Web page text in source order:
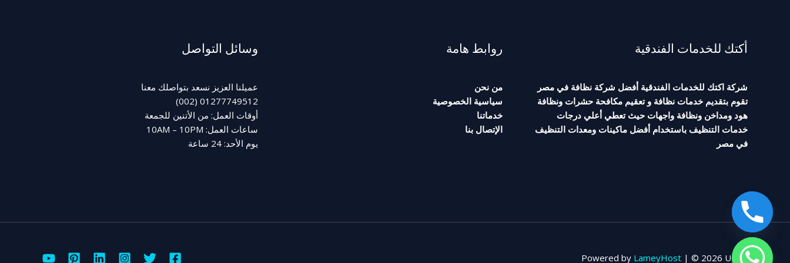
أكتك للخدمات الفندقية
شركة اكتك للخدمات الفندقية أفضل شركة نظافة في مصر
تقوم بتقديم خدمات نظافة و تعقيم مكافحة حشرات ونظافة
هود ومداخن ونظافة واجهات حيث تعطي أعلي درجات
خدمات التنظيف باستخدام أفضل ماكينات ومعدات التنظيف
في مصر
روابط هامة
من نحن
سياسية الخصوصية
خدماتنا
الإتصال بنا
وسائل التواصل
عميلنا العزيز نسعد بتواصلك معنا
01277749512 (002)
أوقات العمل: من الأتنين للجمعة
ساعات العمل: 10AM – 10PM
يوم الأحد: 24 ساعة
Powered by LameyHost | © 2026 UCTC